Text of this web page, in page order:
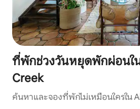
ที่พักช่วงวันหยุดพักผ่อนใ
Creek
ค้นหาและจองที่พักไม่เหมือนใครใน